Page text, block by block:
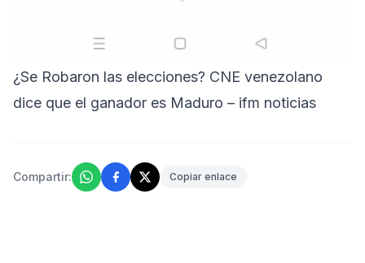
¿Se Robaron las elecciones? CNE venezolano
dice que el ganador es Maduro – ifm noticias
Compartir: Copiar enlace